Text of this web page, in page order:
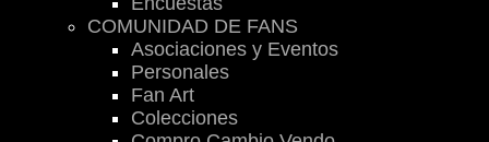
COMUNIDAD DE FANS
Asociaciones y Eventos
Personales
Fan Art
Colecciones